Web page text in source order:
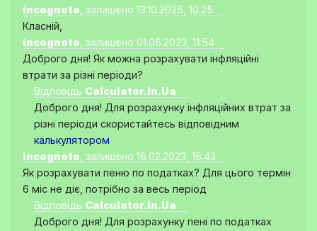
incognoto , залишено 13.10.2025, 10:25
Класній,
incognoto , залишено 01.06.2023, 11:54
Доброго дня! Як можна розрахувати інфляційні
втрати за різні періоди?
Відповідь Calculator.In.Ua
Доброго дня! Для розрахунку інфляційних втрат за
різні періоди скористайтесь відповідним
калькулятором
incognoto , залишено 16.02.2023, 16:43
Як розрахувати пеню по податках? Для цього термін
6 міс не діє, потрібно за весь період
Відповідь Calculator.In.Ua
Доброго дня! Для розрахунку пені по податках